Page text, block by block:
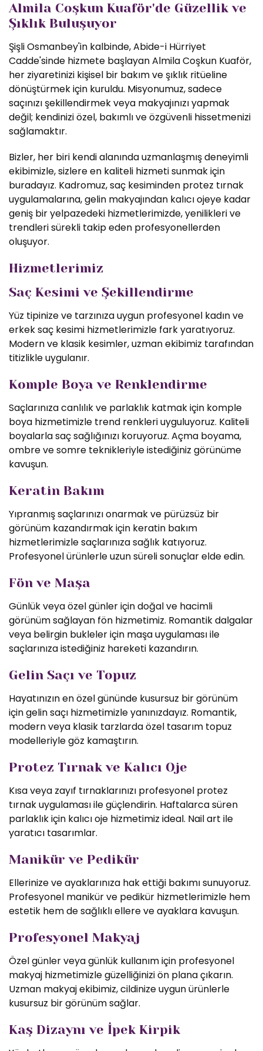
Almila Coşkun Kuaför'de Güzellik ve
Şıklık Buluşuyor
Şişli Osmanbey'in kalbinde, Abide-i Hürriyet
Cadde'sinde hizmete başlayan Almila Coşkun Kuaför,
her ziyaretinizi kişisel bir bakım ve şıklık ritüeline
dönüştürmek için kuruldu. Misyonumuz, sadece
saçınızı şekillendirmek veya makyajınızı yapmak
değil; kendinizi özel, bakımlı ve özgüvenli hissetmenizi
sağlamaktır.
Bizler, her biri kendi alanında uzmanlaşmış deneyimli
ekibimizle, sizlere en kaliteli hizmeti sunmak için
buradayız. Kadromuz, saç kesiminden protez tırnak
uygulamalarına, gelin makyajından kalıcı ojeye kadar
geniş bir yelpazedeki hizmetlerimizde, yenilikleri ve
trendleri sürekli takip eden profesyonellerden
oluşuyor.
Hizmetlerimiz
Saç Kesimi ve Şekillendirme
Yüz tipinize ve tarzınıza uygun profesyonel kadın ve
erkek saç kesimi hizmetlerimizle fark yaratıyoruz.
Modern ve klasik kesimler, uzman ekibimiz tarafından
titizlikle uygulanır.
Komple Boya ve Renklendirme
Saçlarınıza canlılık ve parlaklık katmak için komple
boya hizmetimizle trend renkleri uyguluyoruz. Kaliteli
boyalarla saç sağlığınızı koruyoruz. Açma boyama,
ombre ve somre teknikleriyle istediğiniz görünüme
kavuşun.
Keratin Bakım
Yıpranmış saçlarınızı onarmak ve pürüzsüz bir
görünüm kazandırmak için keratin bakım
hizmetlerimizle saçlarınıza sağlık katıyoruz.
Profesyonel ürünlerle uzun süreli sonuçlar elde edin.
Fön ve Maşa
Günlük veya özel günler için doğal ve hacimli
görünüm sağlayan fön hizmetimiz. Romantik dalgalar
veya belirgin bukleler için maşa uygulaması ile
saçlarınıza istediğiniz hareketi kazandırın.
Gelin Saçı ve Topuz
Hayatınızın en özel gününde kusursuz bir görünüm
için gelin saçı hizmetimizle yanınızdayız. Romantik,
modern veya klasik tarzlarda özel tasarım topuz
modelleriyle göz kamaştırın.
Protez Tırnak ve Kalıcı Oje
Kısa veya zayıf tırnaklarınızı profesyonel protez
tırnak uygulaması ile güçlendirin. Haftalarca süren
parlaklık için kalıcı oje hizmetimiz ideal. Nail art ile
yaratıcı tasarımlar.
Manikür ve Pedikür
Ellerinize ve ayaklarınıza hak ettiği bakımı sunuyoruz.
Profesyonel manikür ve pedikür hizmetlerimizle hem
estetik hem de sağlıklı ellere ve ayaklara kavuşun.
Profesyonel Makyaj
Özel günler veya günlük kullanım için profesyonel
makyaj hizmetimizle güzelliğinizi ön plana çıkarın.
Uzman makyaj ekibimiz, cildinize uygun ürünlerle
kusursuz bir görünüm sağlar.
Kaş Dizaynı ve İpek Kirpik